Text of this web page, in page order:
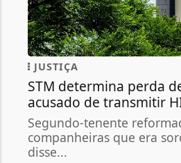
JUSTIÇA
STM determina perda
acusado de transmitir
Segundo-tenente
companheiras que era
disse...